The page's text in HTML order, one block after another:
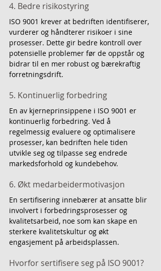
4. Bedre risikostyring
ISO 9001 krever at bedriften identifiserer,
vurderer og håndterer risikoer i sine
prosesser. Dette gir bedre kontroll over
potensielle problemer før de oppstår og
bidrar til en mer robust og bærekraftig
forretningsdrift.
5. Kontinuerlig forbedring
En av kjerneprinsippene i ISO 9001 er
kontinuerlig forbedring. Ved å
regelmessig evaluere og optimalisere
prosesser, kan bedriften hele tiden
utvikle seg og tilpasse seg endrede
markedsforhold og kundebehov.
6. Økt medarbeidermotivasjon
En sertifisering innebærer at ansatte blir
involvert i forbedringsprosesser og
kvalitetsarbeid, noe som kan skape en
sterkere kvalitetskultur og økt
engasjement på arbeidsplassen.
Hvorfor sertifisere seg på ISO 9001?